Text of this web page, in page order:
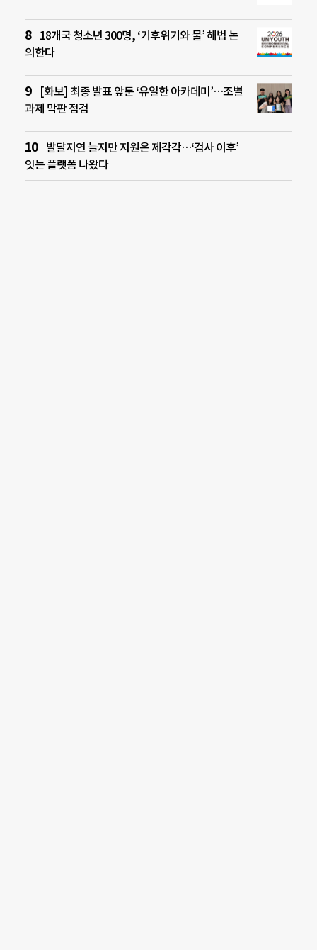
18개국 청소년 300명, ‘기후위기와 물’ 해법 논
의한다
[화보] 최종 발표 앞둔 ‘유일한 아카데미’…조별
과제 막판 점검
발달지연 늘지만 지원은 제각각…‘검사 이후’
잇는 플랫폼 나왔다